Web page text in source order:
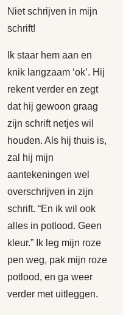
Niet schrijven in mijn
schrift!
Ik staar hem aan en
knik langzaam ‘ok’. Hij
rekent verder en zegt
dat hij gewoon graag
zijn schrift netjes wil
houden. Als hij thuis is,
zal hij mijn
aantekeningen wel
overschrijven in zijn
schrift. “En ik wil ook
alles in potlood. Geen
kleur.” Ik leg mijn roze
pen weg, pak mijn roze
potlood, en ga weer
verder met uitleggen.